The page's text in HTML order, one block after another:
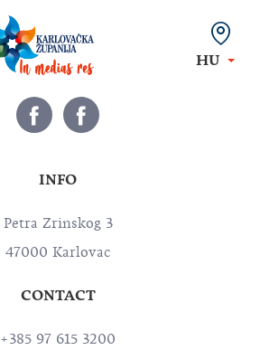
HU
INFO
Petra Zrinskog 3
47000 Karlovac
CONTACT
+385 97 615 3200